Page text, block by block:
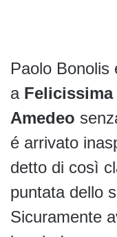
Paolo Bonolis
a Felicissima
Amedeo
é arrivato
detto di così
puntata dello
Sicuramente